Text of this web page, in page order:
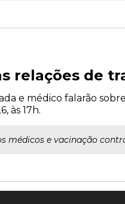
relações de
e médico falarão
às 17h.
médicos e vacinação